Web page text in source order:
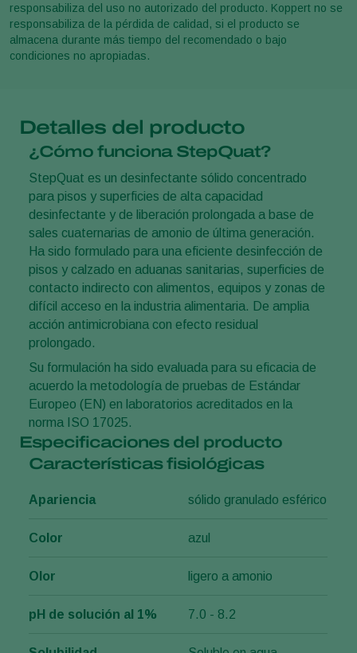
responsabiliza del uso no autorizado del producto. Koppert no se
responsabiliza de la pérdida de calidad, si el producto se
almacena durante más tiempo del recomendado o bajo
condiciones no apropiadas.
Detalles del producto
¿Cómo funciona StepQuat?
StepQuat es un desinfectante sólido concentrado
para pisos y superficies de alta capacidad
desinfectante y de liberación prolongada a base de
sales cuaternarias de amonio de última generación.
Ha sido formulado para una eficiente desinfección de
pisos y calzado en aduanas sanitarias, superficies de
contacto indirecto con alimentos, equipos y zonas de
difícil acceso en la industria alimentaria. De amplia
acción antimicrobiana con efecto residual
prolongado.
Su formulación ha sido evaluada para su eficacia de
acuerdo la metodología de pruebas de Estándar
Europeo (EN) en laboratorios acreditados en la
norma ISO 17025.
Especificaciones del producto
Características fisiológicas
Apariencia sólido granulado esférico
Color azul
Olor ligero a amonio
pH de solución al 1% 7.0 - 8.2